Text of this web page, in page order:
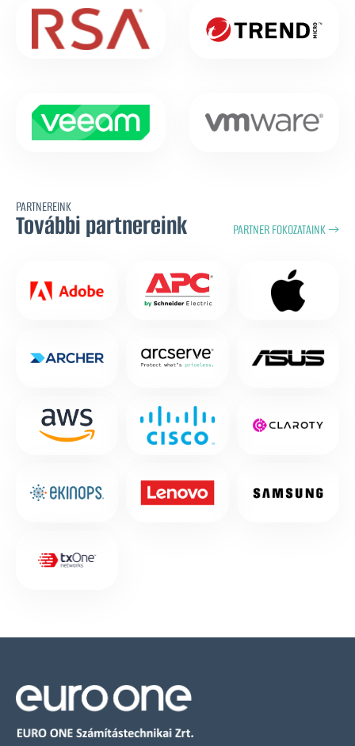
PARTNEREINK
További partnereink PARTNER FOKOZATAINK →